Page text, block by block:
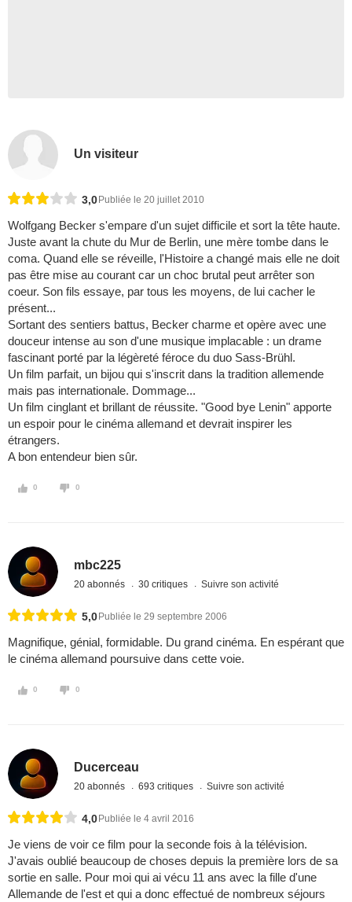
Un visiteur
3,0 Publiée le 20 juillet 2010
Wolfgang Becker s'empare d'un sujet difficile et sort la tête haute.
Juste avant la chute du Mur de Berlin, une mère tombe dans le
coma. Quand elle se réveille, l'Histoire a changé mais elle ne doit
pas être mise au courant car un choc brutal peut arrêter son
coeur. Son fils essaye, par tous les moyens, de lui cacher le
présent...
Sortant des sentiers battus, Becker charme et opère avec une
douceur intense au son d'une musique implacable : un drame
fascinant porté par la légèreté féroce du duo Sass-Brühl.
Un film parfait, un bijou qui s'inscrit dans la tradition allemende
mais pas internationale. Dommage...
Un film cinglant et brillant de réussite. "Good bye Lenin" apporte
un espoir pour le cinéma allemand et devrait inspirer les
étrangers.
A bon entendeur bien sûr.
0 0
mbc225
20 abonnés 30 critiques Suivre son activité
5,0 Publiée le 29 septembre 2006
Magnifique, génial, formidable. Du grand cinéma. En espérant que
le cinéma allemand poursuive dans cette voie.
0 0
Ducerceau
20 abonnés 693 critiques Suivre son activité
4,0 Publiée le 4 avril 2016
Je viens de voir ce film pour la seconde fois à la télévision.
J'avais oublié beaucoup de choses depuis la première lors de sa
sortie en salle. Pour moi qui ai vécu 11 ans avec la fille d'une
Allemande de l'est et qui a donc effectué de nombreux séjours